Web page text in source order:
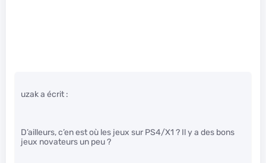
uzak a écrit :
D’ailleurs, c’en est où les jeux sur PS4/X1 ? Il y a des bons
jeux novateurs un peu ?